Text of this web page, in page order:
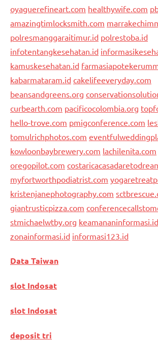
oyaguerefineart.com healthywife.com
amazingtimlocksmith.com
polresmanggaraitimur.id polrestoba.id
infotentangkesehatan.id
kamuskesehatan.id
kabarmataram.id cakelifeeveryday.com
beansandgreens.org
curbearth.com pacificocolombia.org
hello-trove.com pmigconference.com
tomulrichphotos.com
kowloonbaybrewery.com lachilenita.com
oregopilot.com
myfortworthpodiatrist.com
kristenjanephotography.com
giantrusticpizza.com
stmichaelwtby.org keamananinformasi.id
zonainformasi.id informasi123.id
Data Taiwan
slot Indosat
slot Indosat
deposit tri